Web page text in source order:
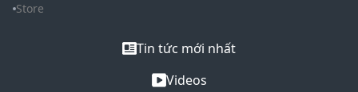
Store
Tin tức mới nhất
Videos